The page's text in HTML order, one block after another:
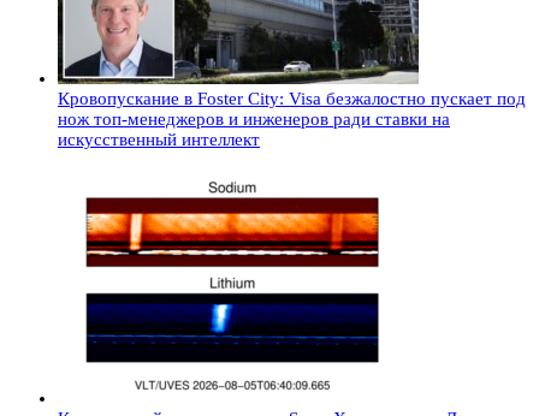
Кровопускание в Foster City: Visa безжалостно пускает под
нож топ-менеджеров и инженеров ради ставки на
искусственный интеллект